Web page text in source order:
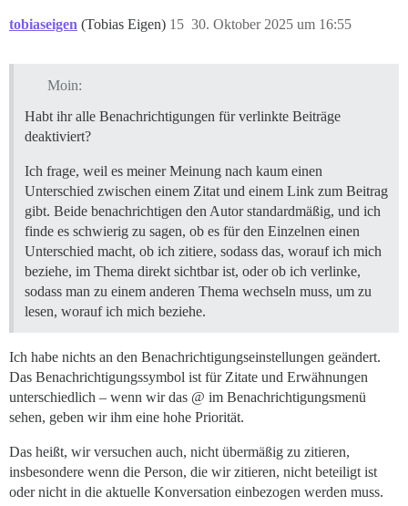
tobiaseigen (Tobias Eigen) 30. Oktober 2025 um 16:55
15
Moin:
Habt ihr alle Benachrichtigungen für verlinkte Beiträge
deaktiviert?
Ich frage, weil es meiner Meinung nach kaum einen
Unterschied zwischen einem Zitat und einem Link zum Beitrag
gibt. Beide benachrichtigen den Autor standardmäßig, und ich
finde es schwierig zu sagen, ob es für den Einzelnen einen
Unterschied macht, ob ich zitiere, sodass das, worauf ich mich
beziehe, im Thema direkt sichtbar ist, oder ob ich verlinke,
sodass man zu einem anderen Thema wechseln muss, um zu
lesen, worauf ich mich beziehe.
Ich habe nichts an den Benachrichtigungseinstellungen geändert.
Das Benachrichtigungssymbol ist für Zitate und Erwähnungen
unterschiedlich – wenn wir das @ im Benachrichtigungsmenü
sehen, geben wir ihm eine hohe Priorität.
Das heißt, wir versuchen auch, nicht übermäßig zu zitieren,
insbesondere wenn die Person, die wir zitieren, nicht beteiligt ist
oder nicht in die aktuelle Konversation einbezogen werden muss.